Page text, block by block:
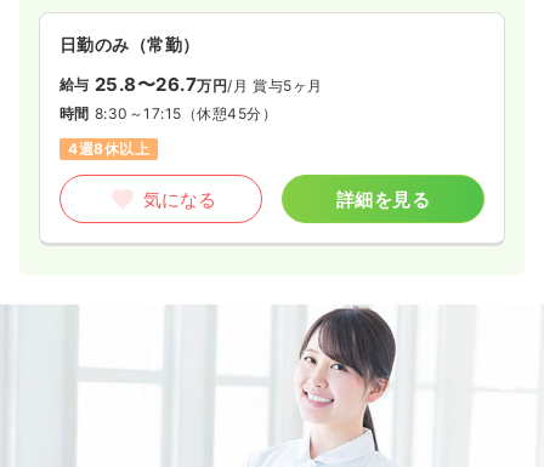
日勤のみ（常勤）
給与 25.8〜26.7万円/月 賞与5ヶ月
時間 8:30～17:15 （休憩45分）
4週8休以上
気になる 詳細を見る